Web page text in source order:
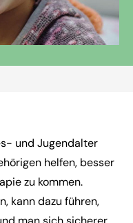
und Jugendalter
helfen, besser
zu kommen.
kann dazu führen,